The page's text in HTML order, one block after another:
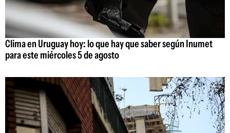
Clima en Uruguay hoy: lo que hay que saber según Inumet
para este miércoles 5 de agosto